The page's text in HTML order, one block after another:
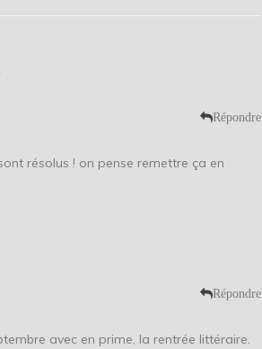
Répondre
résolus ! on pense remettre ça en
Répondre
avec en prime, la rentrée littéraire.